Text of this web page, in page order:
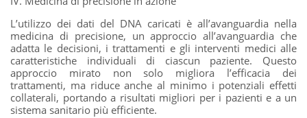
L’utilizzo dei dati del DNA caricati è all’avanguardia nella
medicina di precisione, un approccio all’avanguardia che
adatta le decisioni, i trattamenti e gli interventi medici alle
caratteristiche individuali di ciascun paziente. Questo
approccio mirato non solo migliora l’efficacia dei
trattamenti, ma riduce anche al minimo i potenziali effetti
collaterali, portando a risultati migliori per i pazienti e a un
sistema sanitario più efficiente.